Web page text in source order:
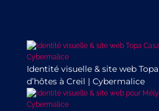
Identité visuelle & site web Topa
d’hôtes à Creil | Cybermalice